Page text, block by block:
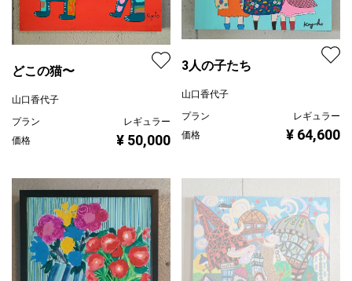
どこの猫〜
山口香代子
プラン
レギュラー
価格
¥ 50,000
3人の子たち
山口香代子
プラン
レギュラー
価格
¥ 64,600